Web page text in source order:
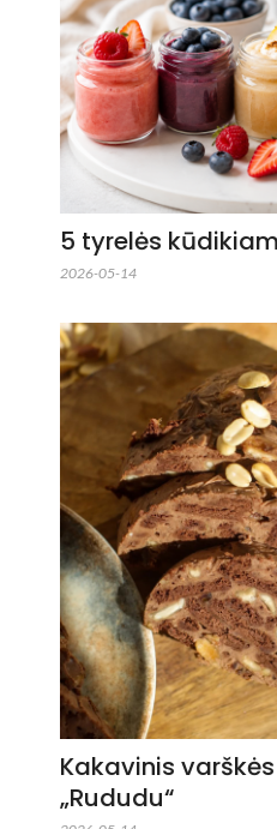
5 tyrelės
2026-05-14
Kakavinis
„Rududu“